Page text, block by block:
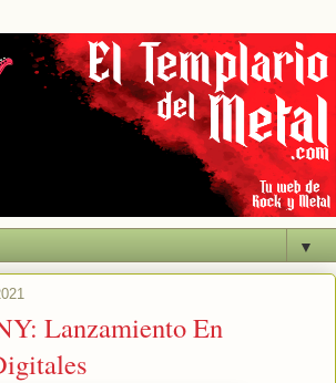
▼
Lanzamiento En